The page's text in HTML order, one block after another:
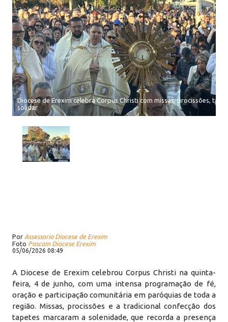
Diocese de Erexim celebra Corpus Christi com missas, procissões,
solidar
Por Assessoria Diocese de Erexim
Foto Pascom Diocese Erexim
05/06/2026 08:49
A Diocese de Erexim celebrou Corpus Christi na quinta-
feira, 4 de junho, com uma intensa programação de fé,
oração e participação comunitária em paróquias de toda a
região. Missas, procissões e a tradicional confecção dos
tapetes marcaram a solenidade, que recorda a presença